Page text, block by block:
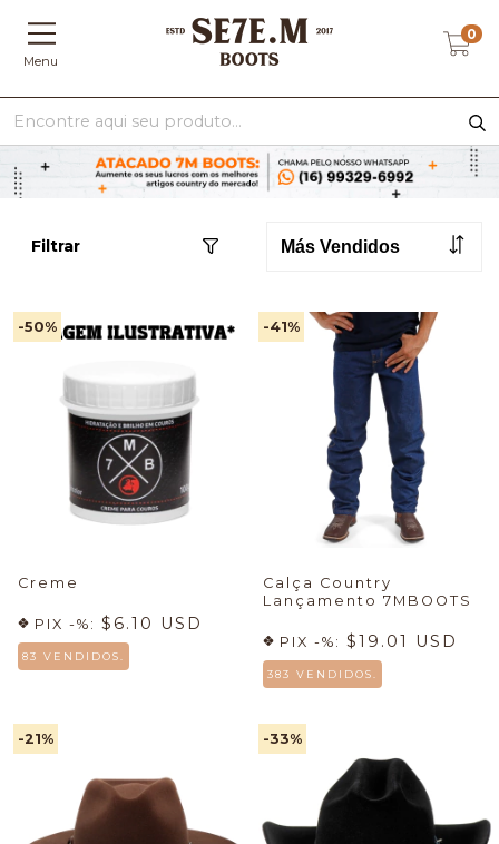
Menu
0
Filtrar
-50%
Creme
PIX -%: $6.10 USD
83 VENDIDOS.
-41%
Calça Country
Lançamento 7MBOOTS
PIX -%: $19.01 USD
383 VENDIDOS.
-21% -33%